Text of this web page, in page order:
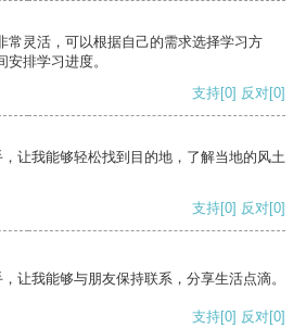
常灵活，可以根据自己的需求选择学习方
排学习进度。
支持[0] 反对[0]
让我能够轻松找到目的地，了解当地的风土
支持[0] 反对[0]
让我能够与朋友保持联系，分享生活点滴。
支持[0] 反对[0]